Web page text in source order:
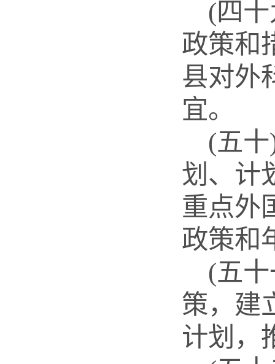
(四
政策和
县对外
宜。
(五
划、计
重点外
政策和
(五
策，建
计划，